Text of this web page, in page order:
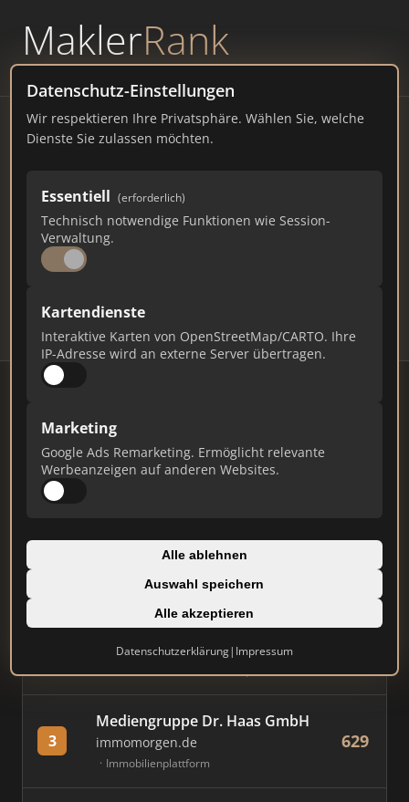
MaklerRank
powered byWAVEPOINT
Datenschutz-Einstellungen
Wir respektieren Ihre Privatsphäre. Wählen Sie, welche
Dienste Sie zulassen möchten.
Essentiell (erforderlich)
Technisch notwendige Funktionen wie Session-
Verwaltung.
Kartendienste
Interaktive Karten von OpenStreetMap/CARTO. Ihre
IP-Adresse wird an externe Server übertragen.
Marketing
Google Ads Remarketing. Ermöglicht relevante
Werbeanzeigen auf anderen Websites.
Alle ablehnen
Auswahl speichern
Alle akzeptieren
Datenschutzerklärung| Impressum
Immobilienmakler
Viernheim – Ranking Juli
2026
HESSEN32.884 EINWOHNER
84
Makler Makler-Keywords
Stand: Juli 2026
#
Immobilien Scout GmbH
immobilienscout24.de
AVIV Germany GmbH
3
Mediengruppe Dr. Haas GmbH
immomorgen.de
Immobilienplattform
629